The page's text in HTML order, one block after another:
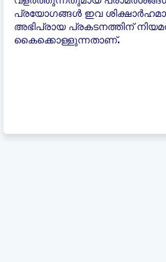
പ്രയോഗങ്ങൾ ഇവ
അഭിപ്രായ പ്രകടനത്തിന്
കൈക്കൊള്ളുന്നതാണ്.